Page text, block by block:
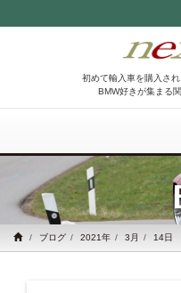
初めて輸入車を購入さ
BMW好きが集まる
ブログ 2021年 3月 14日